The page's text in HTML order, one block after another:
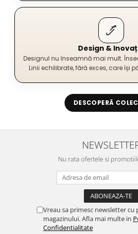
Design &
Designul nu înseamnă mai mult.
Linii echilibrate, fără exces, care își
DESCOPERĂ
Nu rata ofertele si
Vreau sa primesc newsletter
magazinului. Afla mai multe in
Confidentialitate